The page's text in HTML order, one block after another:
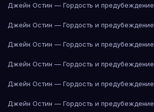
Джейн Остин — Гордость и предубеждение
Джейн Остин — Гордость и предубеждение
Джейн Остин — Гордость и предубеждение
Джейн Остин — Гордость и предубеждение
Джейн Остин — Гордость и предубеждение
Джейн Остин — Гордость и предубеждение